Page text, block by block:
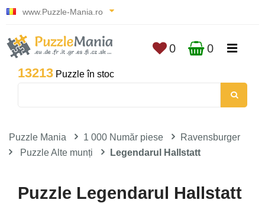
www.Puzzle-Mania.ro
13213 Puzzle în stoc
0 0
Puzzle Mania 1 000 Număr piese
Ravensburger
Puzzle Alte munți
Legendarul Hallstatt
Puzzle Legendarul Hallstatt